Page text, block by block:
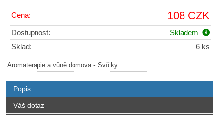
Cena: 108 CZK
Dostupnost:
Skladem
Sklad:
6 ks
Aromaterapie a vůně domova - Svíčky
Popis
Váš dotaz